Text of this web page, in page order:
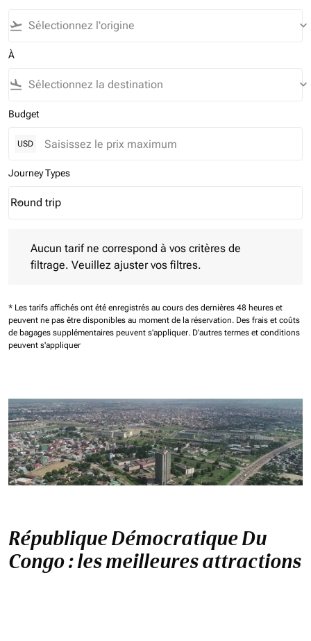
flight_takeoff keyboard_arrow_down
À
flight_land keyboard_arrow_down
Budget
USD
Journey Types
Journey Types option Round trip Selected
Round trip
keyboard_arrow_down
Aucun tarif ne correspond à vos critères de
filtrage. Veuillez ajuster vos filtres.
* Les tarifs affichés ont été enregistrés au cours des dernières 48 heures et
peuvent ne pas être disponibles au moment de la réservation. Des frais et coûts
de bagages supplémentaires peuvent s'appliquer. D'autres termes et conditions
peuvent s'appliquer
République Démocratique Du
Congo : les meilleures attractions